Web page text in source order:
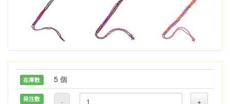
在庫数 5 個
発注数 - +